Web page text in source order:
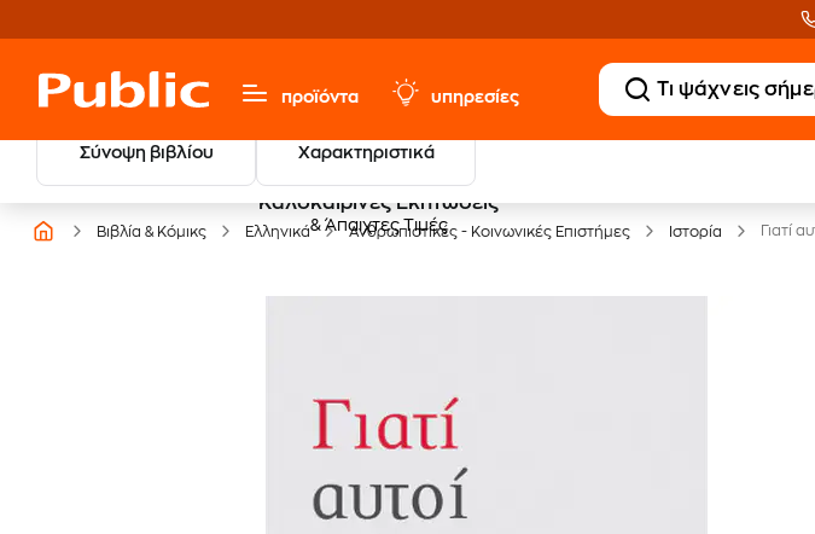
προϊόντα υπηρεσίες
Σύνοψη βιβλίου Χαρακτηριστικά
Καλοκαιρινές Εκπτώσεις
& Άπαιχτες Τιμές
Βιβλία & Κόμικς Ελληνικά Ανθρωπιστικές - Κοινωνικές Επιστήμες Ιστορία Γιατί